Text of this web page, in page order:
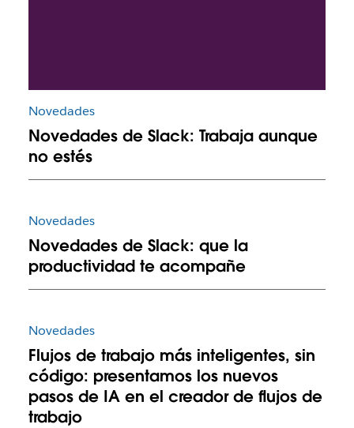
Novedades
Novedades de Slack: Trabaja aunque
no estés
Novedades
Novedades de Slack: que la
productividad te acompañe
Novedades
Flujos de trabajo más inteligentes, sin
código: presentamos los nuevos
pasos de IA en el creador de flujos de
trabajo